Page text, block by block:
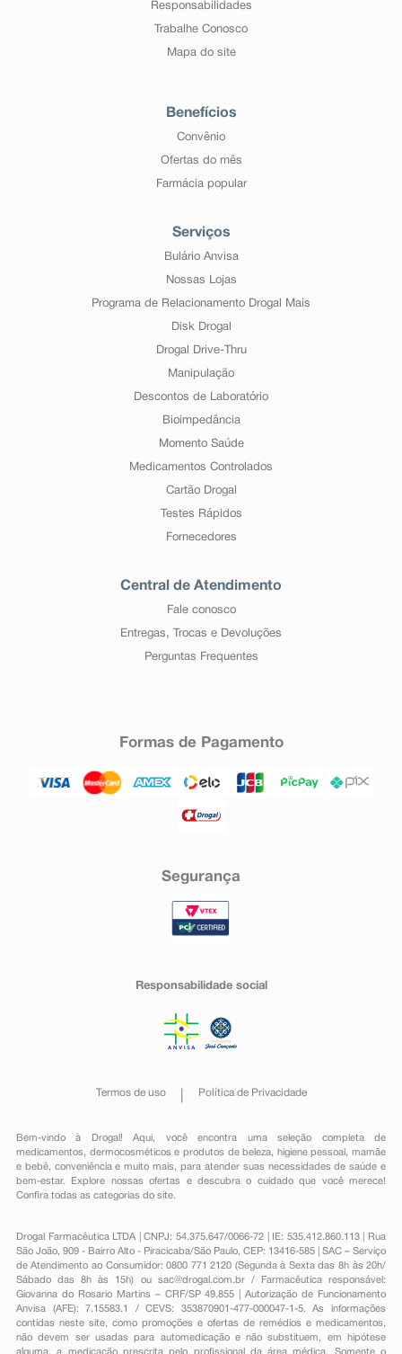
Responsabilidades
Trabalhe Conosco
Mapa do site
Benefícios
Convênio
Ofertas do mês
Farmácia popular
Serviços
Bulário Anvisa
Nossas Lojas
Programa de Relacionamento Drogal Mais
Disk Drogal
Drogal Drive-Thru
Manipulação
Descontos de Laboratório
Bioimpedância
Momento Saúde
Medicamentos Controlados
Cartão Drogal
Testes Rápidos
Fornecedores
Central de Atendimento
Fale conosco
Entregas, Trocas e Devoluções
Perguntas Frequentes
Formas de Pagamento
Segurança
Responsabilidade social
Termos de uso Política de Privacidade
Bem-vindo à Drogal! Aqui, você encontra uma seleção completa de
medicamentos , dermocosméticos e produtos de beleza, higiene pessoal ,mamãe
e bebê, conveniênciae muito mais, para atender suas necessidades de saúde e
bem-estar. Explore nossas ofertas e descubra o cuidado que você merece!
Confira todas as categorias do site.
Drogal Farmacêutica LTDA | CNPJ: 54.375.647/0066-72 | IE: 535.412.860.113 | Rua
São João, 909 - Bairro Alto - Piracicaba/São Paulo, CEP: 13416-585 | SAC – Serviço
de Atendimento ao Consumidor: 0800 771 2120 (Segunda à Sexta das 8h às 20h/
Sábado das 8h às 15h) ou sac@drogal.com.br/ Farmacêutica responsável:
Giovanna do Rosario Martins – CRF/SP 49.855 | Autorização de Funcionamento
Anvisa (AFE): 7.15583.1 / CEVS: 353870901-477-000047-1-5. As informações
contidas neste site, como promoções e ofertas de remédios e medicamentos,
não devem ser usadas para automedicação e não substituem, em hipótese
alguma, a medicação prescrita pelo profissional da área médica. Somente o